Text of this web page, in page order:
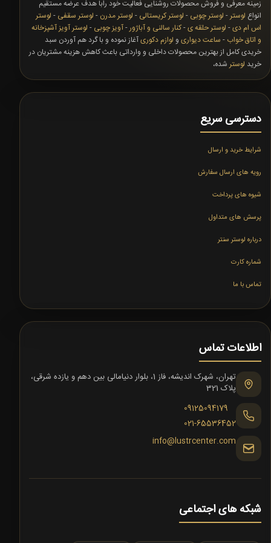
زمینه معرفی و فروش محصولات روشنایی فعالیت خود رابا هدف عرضه مستقیم
انواع لوستر - لوستر چوبی - لوستر کریستالی - لوستر مدرن - لوستر سقفی - لوستر
اس ام دی- لوستر حلقه ی-کنار سالنی و آباژور-آویز چوبی - لوستر آویز آشپزخانه
و اتاق خواب - ساعت دیواری و لوازم دکوریآغاز نموده و با گرد هم آوردن سبد
خریدی کامل از بهترین محصولات داخلی و وارداتی باعث کاهش هزینه مشتریان در
خرید لوستر شده،
دسترسی سریع
شرایط خرید و ارسال
رویه های ارسال سفارش
شیوه های پرداخت
پرسش های متداول
درباره لوستر سنتر
شماره کارت
تماس با ما
اطلاعات تماس
تهران، شهرک اندیشه، فاز 1، بلوار دنیامالی بین دهم و یازده شرقی،
پلاک 321
09125094179
021-65536452
info@lustrcenter.com
شبکه های اجتماعی